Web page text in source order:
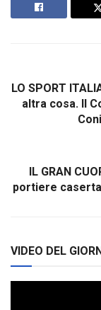
LO SPORT
altra cosa. Il
IL GRAN
portiere
VIDEO DEL